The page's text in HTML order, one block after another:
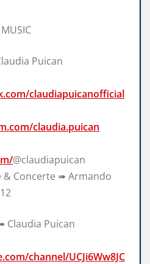
Puican
claudiapuicanofficial
claudia.puican
@claudiapuican
& Concerte ➠ Armando
Puican
channel/UCJi6Ww8JC